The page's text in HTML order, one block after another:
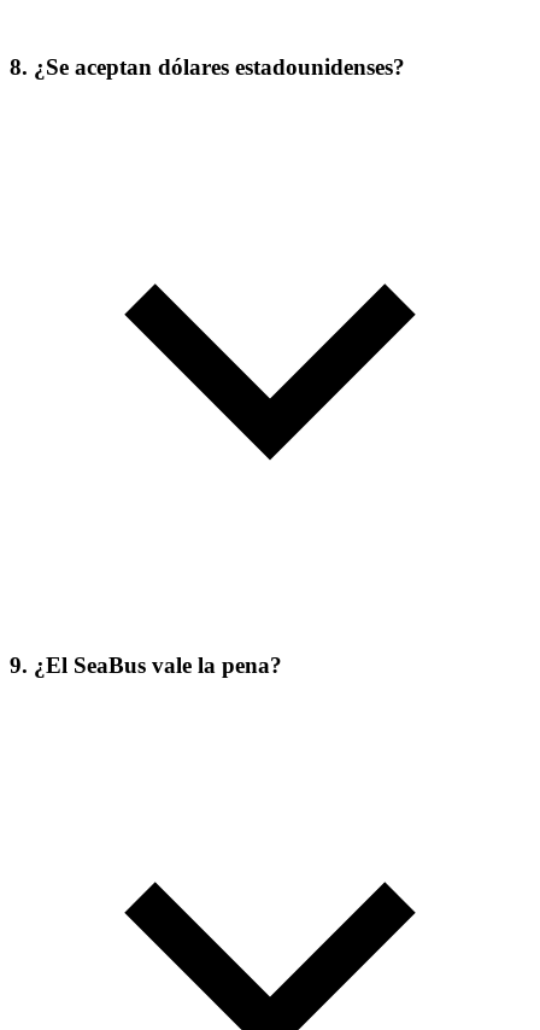
8. ¿Se aceptan dólares estadounidenses?
9. ¿El SeaBus vale la pena?